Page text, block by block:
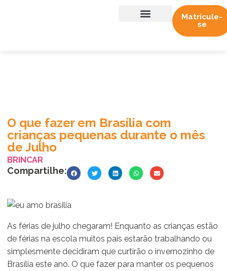
Matricule-
se
O que fazer em Brasília com
crianças pequenas durante o mês
de Julho
BRINCAR
Compartilhe:
As férias de julho chegaram! Enquanto as crianças estão
de férias na escola muitos pais estarão trabalhando ou
simplesmente decidiram que curtirão o invernozinho de
Brasília este ano. O que fazer para manter os pequenos